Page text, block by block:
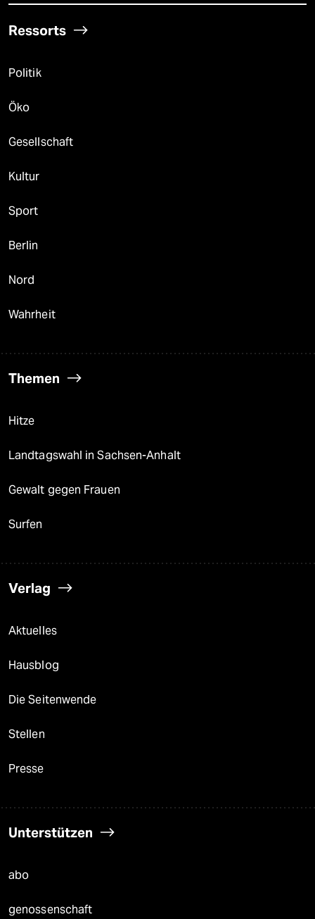
Ressorts
Politik
Öko
Gesellschaft
Kultur
Sport
Berlin
Nord
Wahrheit
Themen
Hitze
Landtagswahl in Sachsen-Anhalt
Gewalt gegen Frauen
Surfen
Verlag
Aktuelles
Hausblog
Die Seitenwende
Stellen
Presse
Unterstützen
abo
genossenschaft